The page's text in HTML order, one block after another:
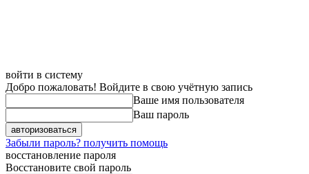
войти в систему
Добро пожаловать! Войдите в свою учётную запись
Ваше имя пользователя
Ваш пароль
Забыли пароль? получить помощь
восстановление пароля
Восстановите свой пароль